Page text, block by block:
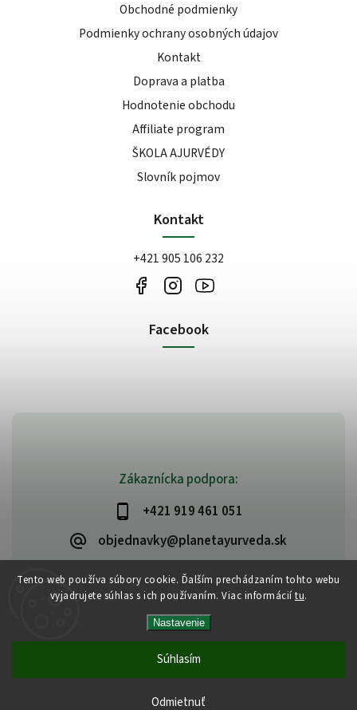
Tento web používa súbory cookie. Ďalším prechádzaním tohto webu
vyjadrujete súhlas s ich používaním. Viac informácií tu.
Nastavenie
Odmietnuť
Súhlasím
Zákaznícka podpora:
+421 919 461 051
objednavky@planetayurveda.sk
Obchodné podmienky
Podmienky ochrany osobných údajov
Kontakt
Doprava a platba
Hodnotenie obchodu
Affiliate program
ŠKOLA AJURVÉDY
Slovník pojmov
Kontakt
+421 905 106 232
Facebook
PlanetAyurveda. Všetky práva vyhradené.
Upraviť nastavenie cookies
| Design Shoptak.cz